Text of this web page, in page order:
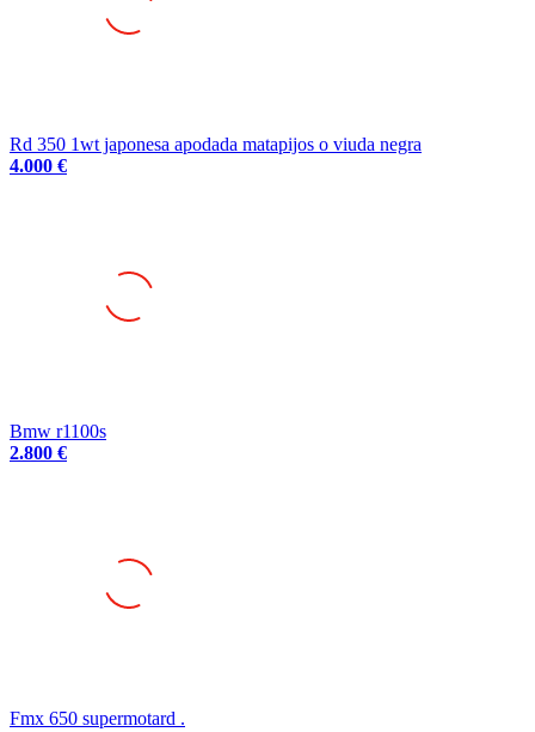
Rd 350 1wt japonesa apodada matapijos o viuda negra
4.000 €
Bmw r1100s
2.800 €
Fmx 650 supermotard .